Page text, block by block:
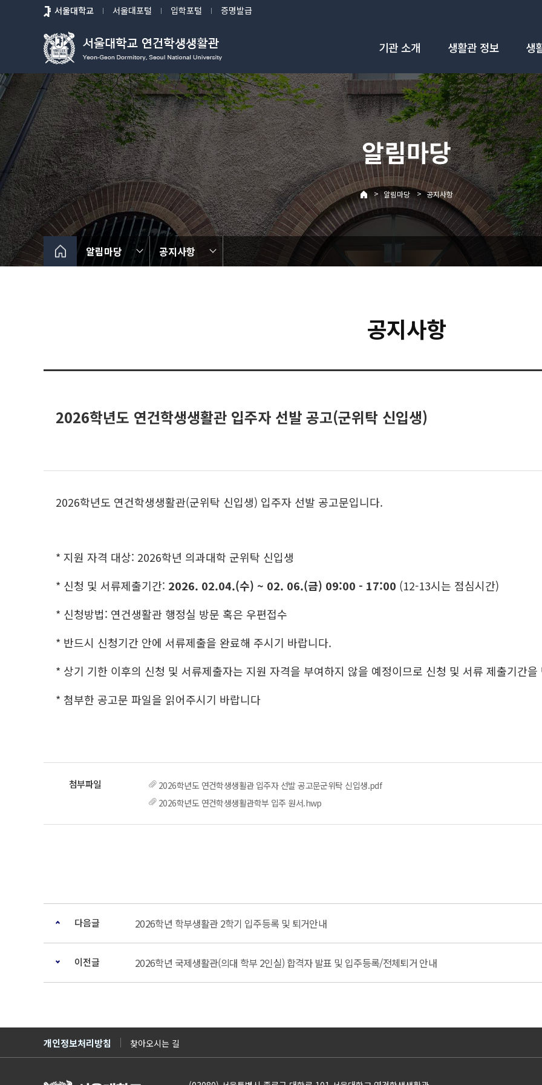
뉴
서울대학교 서울대포털 입학포털 증명발급
기관 소개 생활관 정보 생
알림마당
> 알림마당 > 공지사항
알림마당 공지사항
공지사항
2026학년도 연건학생생활관 입주자 선발 공고(군위탁 신입생)
2026학년도 연건학생생활관(군위탁 신입생) 입주자 선발 공고문입니다.
* 지원 자격 대상: 2026학년 의과대학 군위탁 신입생
* 신청 및 서류제출기간: 2026. 02.04.(수) ~ 02. 06.(금) 09:00 - 17:00 (12-13시는 점심시간)
* 신청방법: 연건생활관 행정실 방문 혹은 우편접수
* 반드시 신청기간 안에 서류제출을 완료해 주시기 바랍니다.
* 상기 기한 이후의 신청 및 서류제출자는 지원 자격을 부여하지 않을 예정이므로 신청 및 서류 제출기간
* 첨부한 공고문 파일을 읽어주시기 바랍니다
2026학년도 연건학생생활관 입주자 선발 공고문군위탁 신입생.pdf
2026학년도 연건학생생활관학부 입주 원서.hwp
다음글 2026학년 학부생활관 2학기 입주등록 및 퇴거안내
이전글 2026학년 국제생활관(의대 학부 2인실) 합격자 발표 및 입주등록/전체퇴거 안내
개인정보처리방침 찾아오시는 길